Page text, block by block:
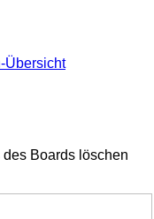
Übersicht
Boards löschen